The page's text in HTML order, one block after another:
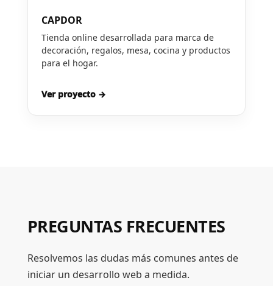
CAPDOR
Tienda online desarrollada para marca de
decoración, regalos, mesa, cocina y productos
para el hogar.
Ver proyecto →
PREGUNTAS FRECUENTES
Resolvemos las dudas más comunes antes de
iniciar un desarrollo web a medida.